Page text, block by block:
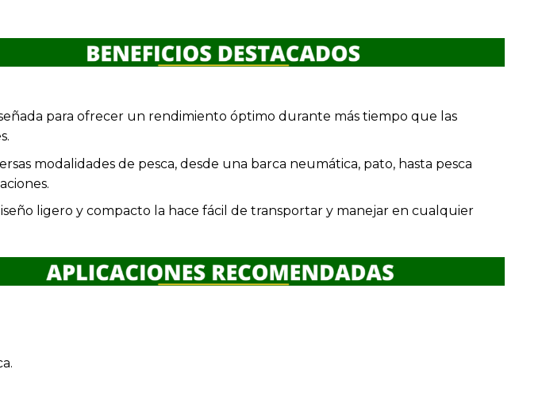
para ofrecer un rendimiento óptimo durante más tiempo que las
modalidades de pesca, desde una barca neumática, pato, hasta pesca
ligero y compacto la hace fácil de transportar y manejar en cualquier